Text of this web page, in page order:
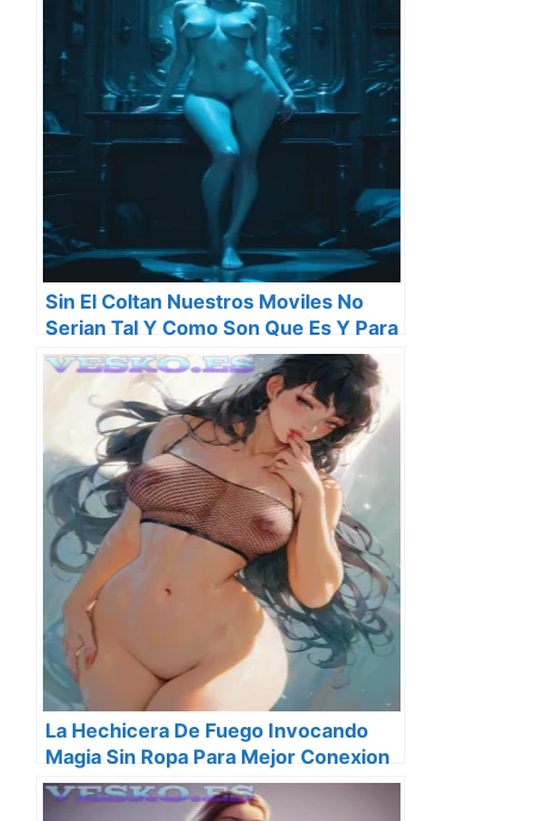
Sin El Coltan Nuestros Moviles No
Serian Tal Y Como Son Que Es Y Para
Que Sirve El Mineral Mas Codiciado
Por Las Tecnologicas
La Hechicera De Fuego Invocando
Magia Sin Ropa Para Mejor Conexion
Elemental